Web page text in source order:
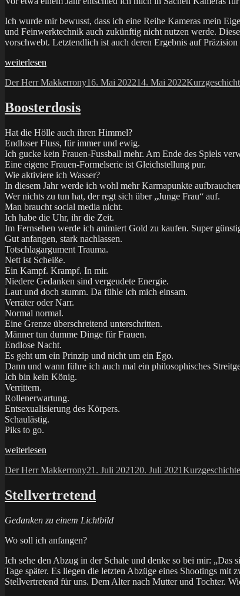
Ich wurde mir bewusst, dass ich eine Reihe Kameras mein
und Feinwerktechnik auch zukünftig nicht nutzen werde.
vorschwebt. Letztendlich ist auch deren Ergebnis auf
„Holzkamera
x
cm“
weiterlesen
Autor
Der Herr MakkerronyVeröffentlicht
16. Mai 202214. Mai 2022Kategorien
Boosterdosis
Hat die Hölle auch ihren Himmel?
Endloser Fluss, für immer und ewig.
Ich gucke kein Frauen-Fussball mehr. Am Ende des Spiels
Eine eigene Frauen-Formelserie ist Gleichstellung pur.
Wie aktiviere ich Wasser?
In diesem Jahr werde ich wohl mehr Karmapunkte
Wer nichts zu tun hat, der regt sich über „Junge Frau“ auf.
Man braucht social media nicht.
Ich habe die Uhr, ihr die Zeit.
Im Fernsehen werde ich animiert Gold zu kaufen. Super
Gut anfangen, stark nachlassen.
Totschlagargument Trauma.
Nett ist Scheiße.
Ein Kampf. Krampf. In mir.
Niedere Gedanken sind vergeudete Energie.
Laut und doch stumm. Da fühle ich mich einsam.
Verräter oder Narr.
Normal normal.
Eine Grenze überschreitend unterschritten.
Männer tun dumme Dinge für Frauen.
Endlose Nacht.
Es geht um ein Prinzip und nicht um ein Ego.
Dann und wann führe ich auch mal ein philosophisches
Ich bin kein König.
Verrittern.
Rollenerwartung.
Entsexualisierung des Körpers.
Schaulästig.
Piks to go.
„Boosterdosis“
weiterlesen
Autor
Der Herr MakkerronyVeröffentlicht
21. Juli 2021 20. Juli 2021Kategorien
Stellvertretend
Gedanken zu einem Lichtbild
Wo soll ich anfangen?
Ich sehe den Abzug in der Schale und denke so bei mir: „Das
Tage später. Es liegen die letzten Abzüge eines Shootings
Stellvertretend für uns. Dem Alter nach Mutter und Tochter.